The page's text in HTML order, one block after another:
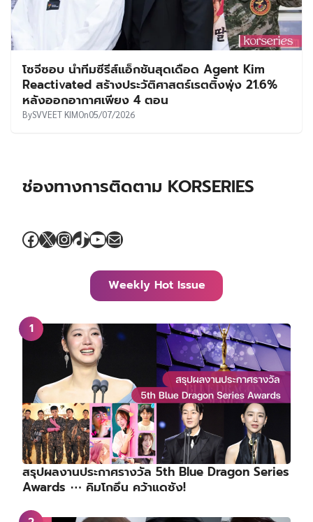
โซจีซอบ นำทีมซีรีส์แอ็กชันสุดเดือด Agent Kim
Reactivated สร้างประวัติศาสตร์เรตติ้งพุ่ง 21.6%
หลังออกอากาศเพียง 4 ตอน
BySVVEET KIMOn05/07/2026
ช่องทางการติดตาม KORSERIES
Facebook
X Instagram
TikTok
YouTube
Mail
Weekly Hot Issue
สรุปผลงานประกาศรางวัล 5th Blue Dragon Series
Awards ⋯ คิมโกอึน คว้าแดซัง!